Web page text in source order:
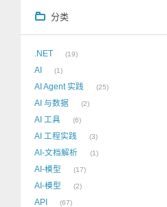
分类
.NET 19
AI 1
AI Agent 实践 25
AI 与数据 2
AI 工具 6
AI 工程实践 3
AI-文档解析 1
AI-模型 17
AI-模型 2
API 67